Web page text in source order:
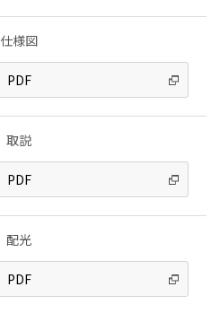
仕様図
PDF
取説
PDF
配光
PDF